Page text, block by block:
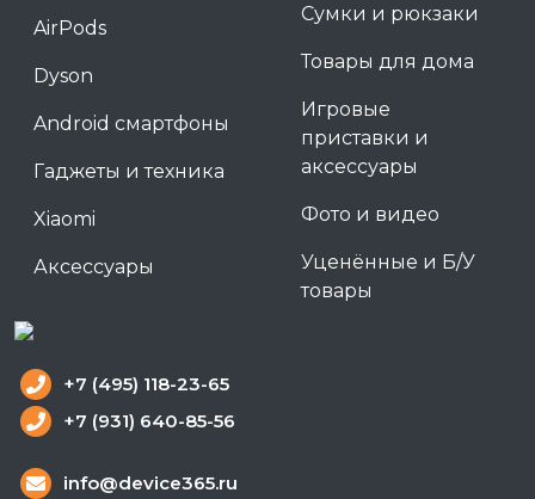
AirPods
Dyson
Android смартфоны
Гаджеты и техника
Xiaomi
Аксессуары
Сумки и рюкзаки
Товары для дома
Игровые
приставки и
аксессуары
Фото и видео
Уценённые и Б/У
товары
+7 (495) 118-23-65
+7 (931) 640-85-56
info@device365.ru